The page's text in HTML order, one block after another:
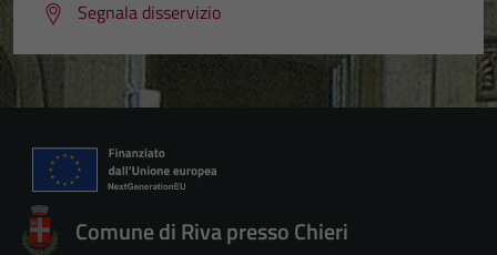
Segnala disservizio
Comune di Riva presso Chieri